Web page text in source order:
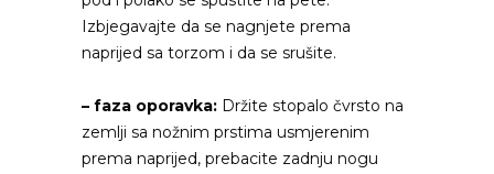
Izbjegavajte da se nagnjete prema
naprijed sa torzom i da se srušite.
– faza oporavka: Držite stopalo čvrsto na
zemlji sa nožnim prstima usmjerenim
prema naprijed, prebacite zadnju nogu